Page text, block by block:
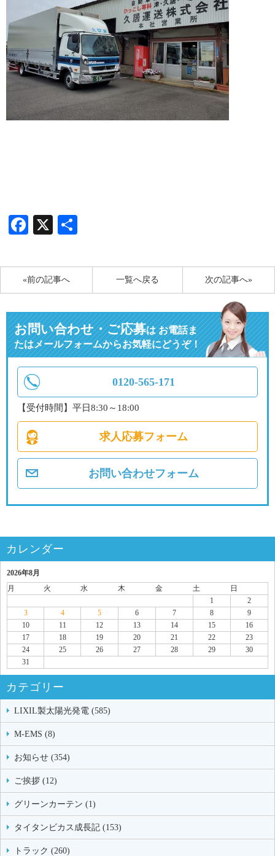
Facebook
X
«前の記事へ 次の記事へ»
一覧へ戻る
お問い合わせ・ご応募はお電話ま
たはメールフォームからお気軽にどうぞ！
0120-565-171
【受付時間】平日8:30～18:00
求人応募フォーム
お問い合わせフォーム
カレンダー
2026年8月
月
火 水 木 金 土
日
1
2
3
4 5 6 7 8
9
10
11 12 13 14 15
16
17
18 19 20 21 22
23
24
25 26 27 28 29
30
31
カテゴリー
LIXIL製太陽光発電 (585)
M-EMS (8)
お知らせ (354)
ご挨拶 (12)
グリーンカーテン (1)
タイタンビカス成長記 (153)
トラック (260)